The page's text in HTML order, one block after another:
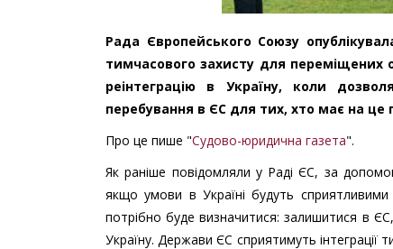
Рада Європейського Союзу
тимчасового захисту для переміщених
реінтеграцію в Україну, коли
перебування в ЄС для тих, хто має на це
Про це пише "Судово-юридична газета".
Як раніше повідомляли у Раді ЄС, за
якщо умови в Україні будуть сприятливими
потрібно буде визначитися: залишитися в
Україну. Держави ЄС сприятимуть інтеграції